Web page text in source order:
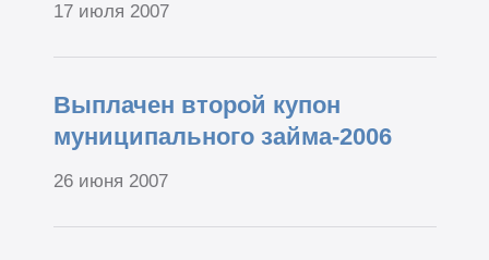
17 июля 2007
Выплачен второй купон
муниципального займа-2006
26 июня 2007